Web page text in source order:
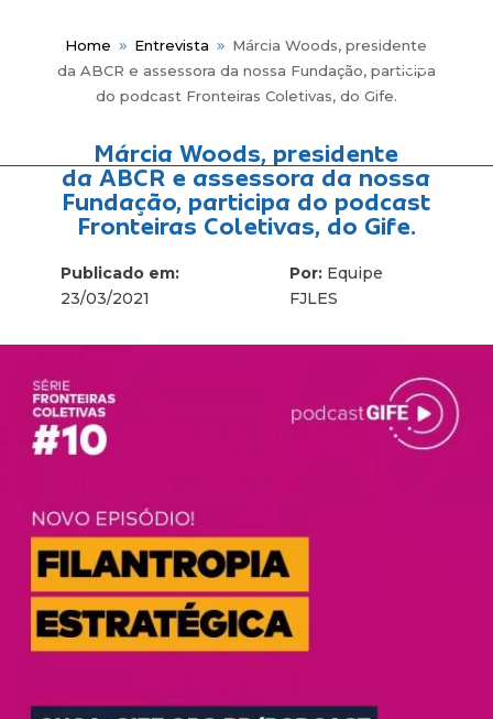
Home 9 Entrevista 9
Márcia Woods, presidente
da ABCR e assessora da nossa Fundação, participa
do podcast Fronteiras Coletivas, do Gife.
Márcia Woods, presidente
da ABCR e assessora da nossa
Fundação, participa do podcast
Fronteiras Coletivas, do Gife.
Publicado em:
23/03/2021
Por: Equipe
FJLES